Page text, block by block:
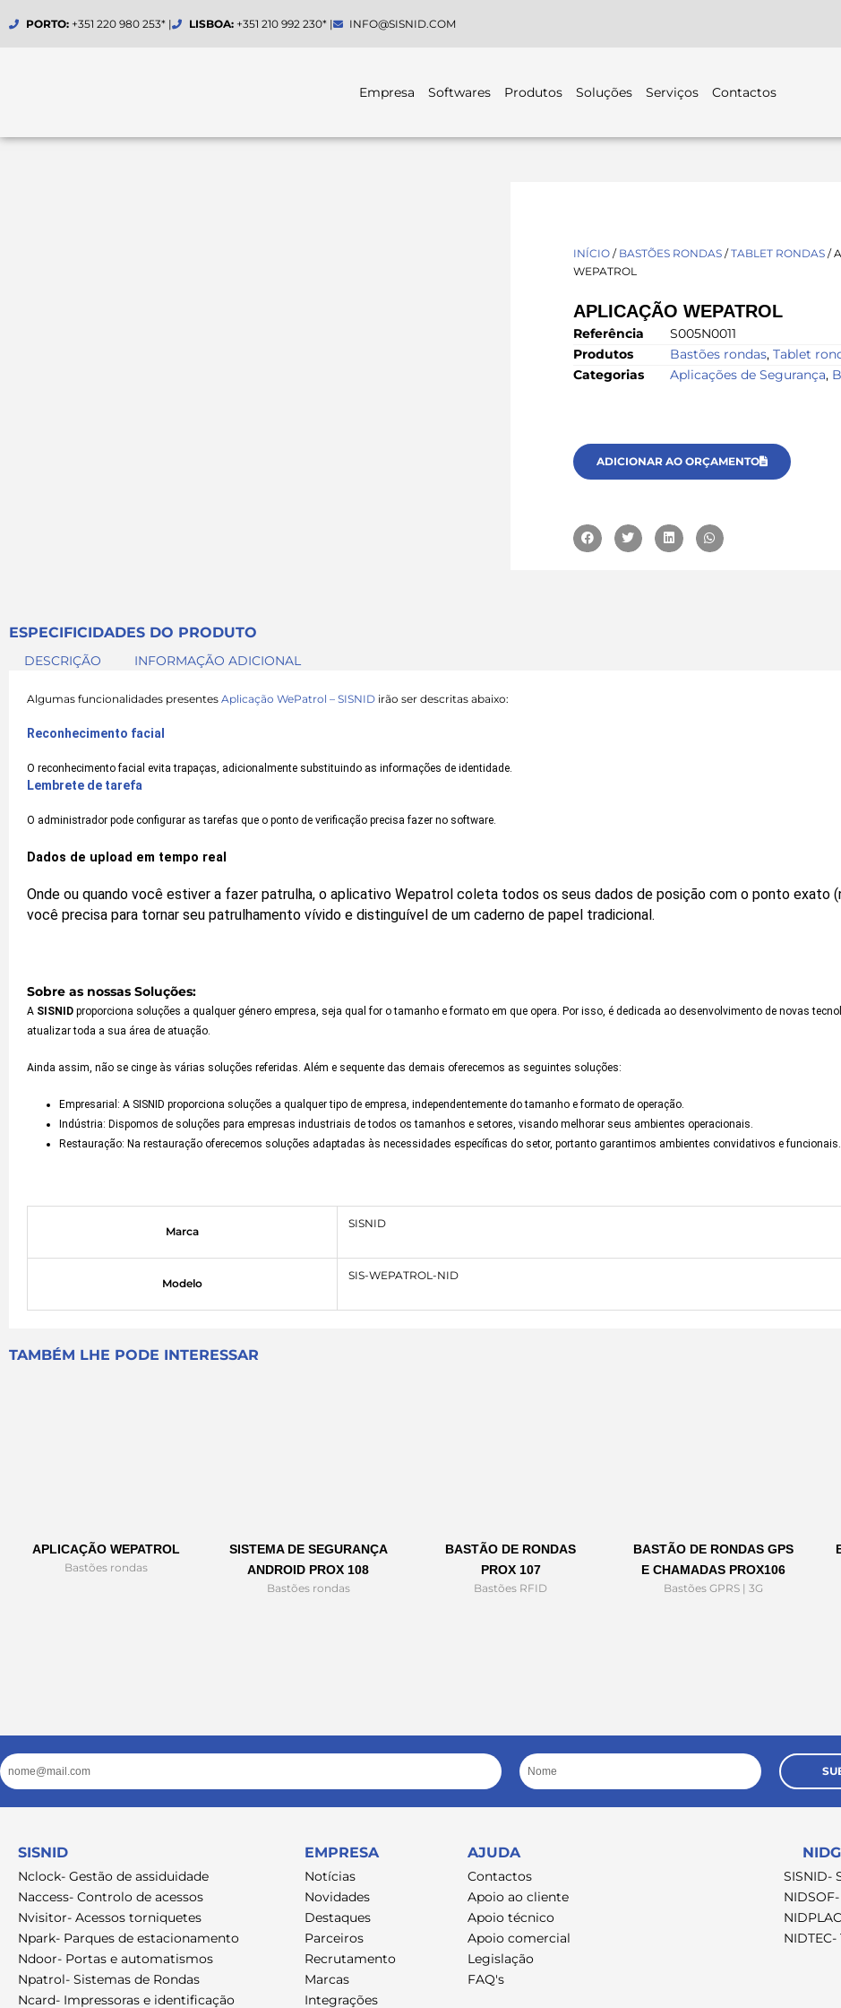
to
PORTO:+351 220 980 253* | LISBOA:+351 210 992 230* | INFO@SISNID.COM
Empresa Softwares Produtos Soluções Serviços Contactos
INÍCIO / BASTÕES RONDAS /TABLET RONDAS /
WEPATROL
APLICAÇÃO WEPATROL
Referência
S005N0011
Produtos
Bastões rondas, Tablet
Categorias
Aplicações de Segurança,
ADICIONAR AO ORÇAMENTO
ESPECIFICIDADES DO PRODUTO
DESCRIÇÃO INFORMAÇÃO ADICIONAL
Algumas funcionalidades presentes Aplicação WePatrol – SISNID irão ser descritas abaixo:
Reconhecimento facial
O reconhecimento facial evita trapaças, adicionalmente substituindo as informações de identidade.
Lembrete de tarefa
O administrador pode configurar as tarefas que o ponto de verificação precisa fazer no software.
Dados de upload em tempo real
Onde ou quando você estiver a fazer patrulha, o aplicativo Wepatrol coleta todos os seus dados de posição com o ponto exato
você precisa para tornar seu patrulhamento vívido e distinguível de um caderno de papel tradicional.
Sobre as nossas Soluções:
A SISNID proporciona soluções a qualquer género empresa, seja qual for o tamanho e formato em que opera. Por isso, é dedicada ao desenvolvimento de novas
atualizar toda a sua área de atuação.
Ainda assim, não se cinge às várias soluções referidas. Além e sequente das demais oferecemos as seguintes soluções:
Empresarial: A SISNID proporciona soluções a qualquer tipo de empresa, independentemente do tamanho e formato de operação.
Indústria: Dispomos de soluções para empresas industriais de todos os tamanhos e setores, visando melhorar seus ambientes operacionais.
Restauração: Na restauração oferecemos soluções adaptadas às necessidades específicas do setor, portanto garantimos ambientes convidativos e funcionais.
Marca
SISNID
Modelo
SIS-WEPATROL-NID
TAMBÉM LHE PODE INTERESSAR
APLICAÇÃO WEPATROL
Bastões rondas
SISTEMA DE SEGURANÇA
ANDROID PROX 108
Bastões rondas
BASTÃO DE RONDAS
PROX 107
Bastões RFID
BASTÃO DE RONDAS GPS
E CHAMADAS PROX106
Bastões GPRS | 3G
Email Nome
SISNID
Nclock- Gestão de assiduidade
Naccess- Controlo de acessos
Nvisitor- Acessos torniquetes
Npark- Parques de estacionamento
Ndoor- Portas e automatismos
Npatrol- Sistemas de Rondas
Ncard- Impressoras e identificação
EMPRESA
Notícias
Novidades
Destaques
Parceiros
Recrutamento
Marcas
Integrações
AJUDA
Contactos
Apoio ao cliente
Apoio técnico
Apoio comercial
Legislação
FAQ's
SISNID-